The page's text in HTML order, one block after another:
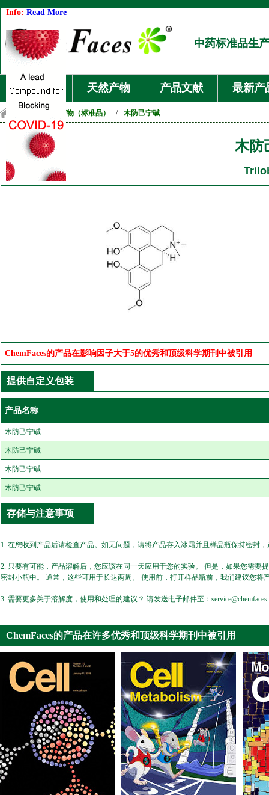
Info: Read More
中药标准品生
首页 天然产物 产品文献 最新产
天然产物（标准品） / 木防己宁碱
木防
ChemFaces的产品在影响因子大于5的优秀和顶级科学期刊中被引用
提供自定义包装
产品名称
木防己宁碱
木防己宁碱
木防己宁碱
木防己宁碱
存储与注意事项
1. 在您收到产品后请检查产品。如无问题，请将产品存入冰霜并且样品瓶保持密封
2. 只要有可能，产品溶解后，您应该在同一天应用于您的实验。 但是，如果您需
密封小瓶中。 通常，这些可用于长达两周。 使用前，打开样品瓶前，我们建议您将
3. 需要更多关于溶解度，使用和处理的建议？ 请发送电子邮件至：
ChemFaces的产品在许多优秀和顶级科学期刊中被引用